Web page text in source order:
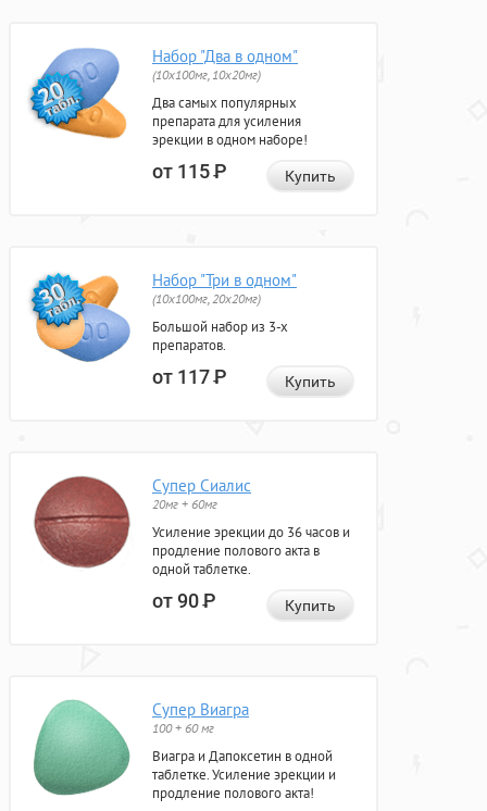
Набор "Два в одном"
(10x100мг, 10x20мг)
Два самых популярных
препарата для усиления
эрекции в одном наборе!
от 115Р Купить
Набор "Три в одном"
(10x100мг, 20x20мг)
Большой набор из 3-х
препаратов.
от 117Р Купить
Супер Сиалис
20мг + 60мг
Усиление эрекции до 36 часов и
продление полового акта в
одной таблетке.
от 90Р Купить
Супер Виагра
100 + 60 мг
Виагра и Дапоксетин в одной
таблетке. Усиление эрекции и
продление полового акта!